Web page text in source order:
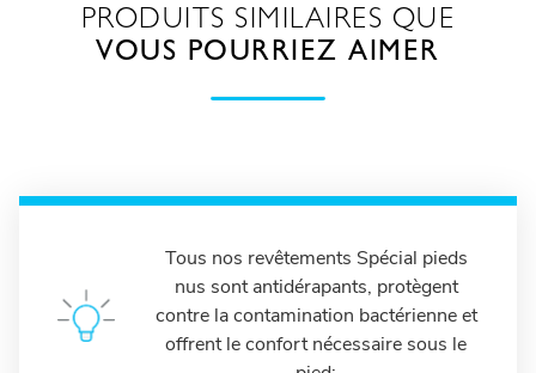
PRODUITS SIMILAIRES QUE
VOUS POURRIEZ AIMER
Tous nos revêtements Spécial pieds
nus sont antidérapants, protègent
contre la contamination bactérienne et
offrent le confort nécessaire sous le